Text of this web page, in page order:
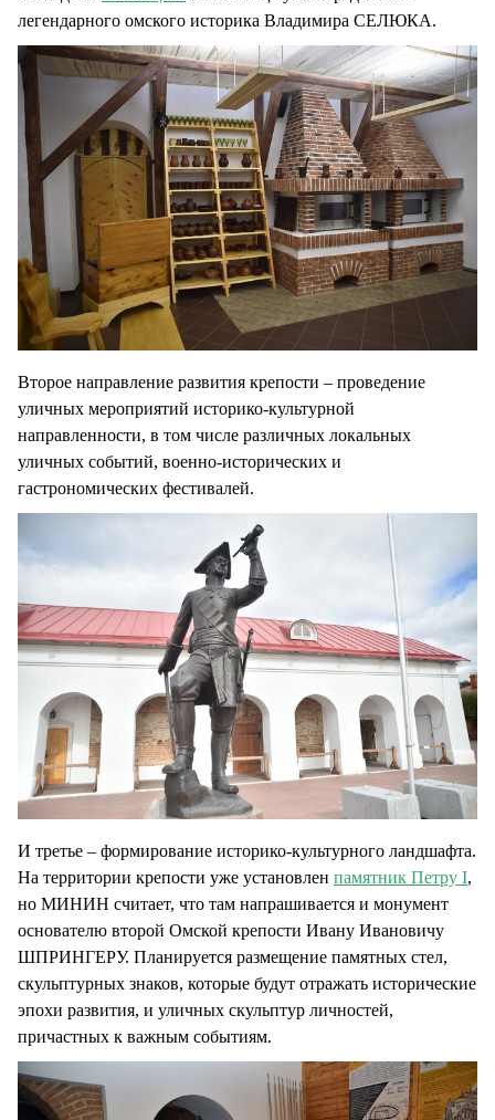
легендарного омского историка Владимира СЕЛЮКА.
Второе направление развития крепости – проведение
уличных мероприятий историко-культурной
направленности, в том числе различных локальных
уличных событий, военно-исторических и
гастрономических фестивалей.
И третье – формирование историко-культурного ландшафта.
На территории крепости уже установлен памятник Петру I,
но МИНИН считает, что там напрашивается и монумент
основателю второй Омской крепости Ивану Ивановичу
ШПРИНГЕРУ. Планируется размещение памятных стел,
скульптурных знаков, которые будут отражать исторические
эпохи развития, и уличных скульптур личностей,
причастных к важным событиям.